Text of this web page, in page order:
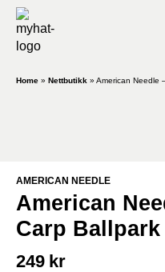
Home » Nettbutikk » American Needle
AMERICAN NEEDLE
American
Carp
249 kr